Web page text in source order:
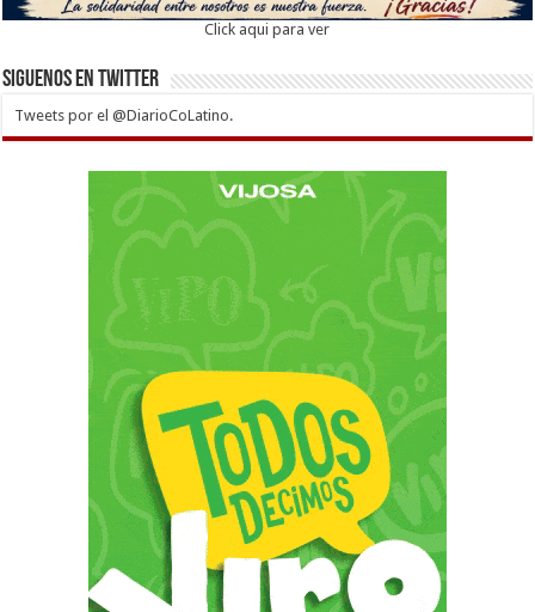
Click aqui para ver
Siguenos en twitter
Tweets por el @DiarioCoLatino.